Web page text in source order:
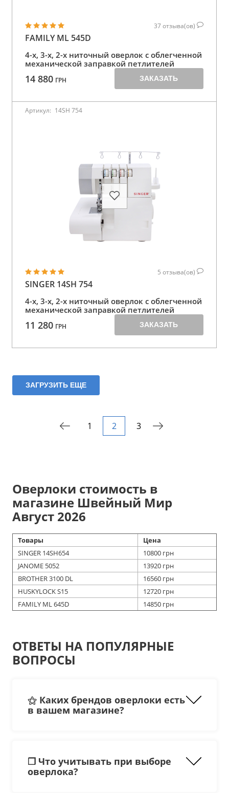
37отзыва(ов)
FAMILY ML 545D
4-х, 3-х, 2-х ниточный оверлок с облегченной
механической заправкой петлителей
14 880 ГРН ЗАКАЗАТЬ
Артикул: 14SH 754
5 отзыва(ов)
SINGER 14SH 754
4-х, 3-х, 2-х ниточный оверлок с облегченной
механической заправкой петлителей
11 280 ГРН ЗАКАЗАТЬ
ЗАГРУЗИТЬ ЕЩЕ
1 2 3
Оверлоки стоимость в
магазине Швейный Мир
Август 2026
Товары
Цена
SINGER 14SH654
10800 грн
JANOME 5052
13920 грн
BROTHER 3100 DL
16560 грн
HUSKYLOCK S15
12720 грн
FAMILY ML 645D
14850 грн
ОТВЕТЫ НА ПОПУЛЯРНЫЕ
ВОПРОСЫ
⚝ Каких брендов оверлоки есть
в вашем магазине?
❒ Что учитывать при выборе
оверлока?